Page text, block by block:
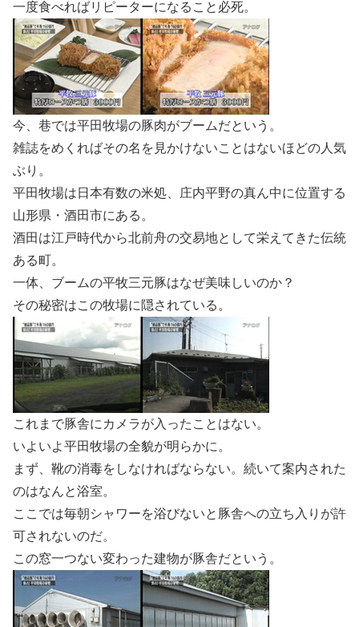
一度食べればリピーターになること必死。
今、巷では平田牧場の豚肉がブームだという。
雑誌をめくればその名を見かけないことはないほどの人気
ぶり。
平田牧場は日本有数の米処、庄内平野の真ん中に位置する
山形県・酒田市にある。
酒田は江戸時代から北前舟の交易地として栄えてきた伝統
ある町。
一体、ブームの平牧三元豚はなぜ美味しいのか？
その秘密はこの牧場に隠されている。
これまで豚舎にカメラが入ったことはない。
いよいよ平田牧場の全貌が明らかに。
まず、靴の消毒をしなければならない。続いて案内された
のはなんと浴室。
ここでは毎朝シャワーを浴びないと豚舎への立ち入りが許
可されないのだ。
この窓一つない変わった建物が豚舎だという。